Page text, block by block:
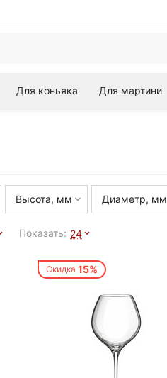
Для коньяка Для мартини
Высота, мм Диаметр, мм
Показать: 24
Скидка 15%